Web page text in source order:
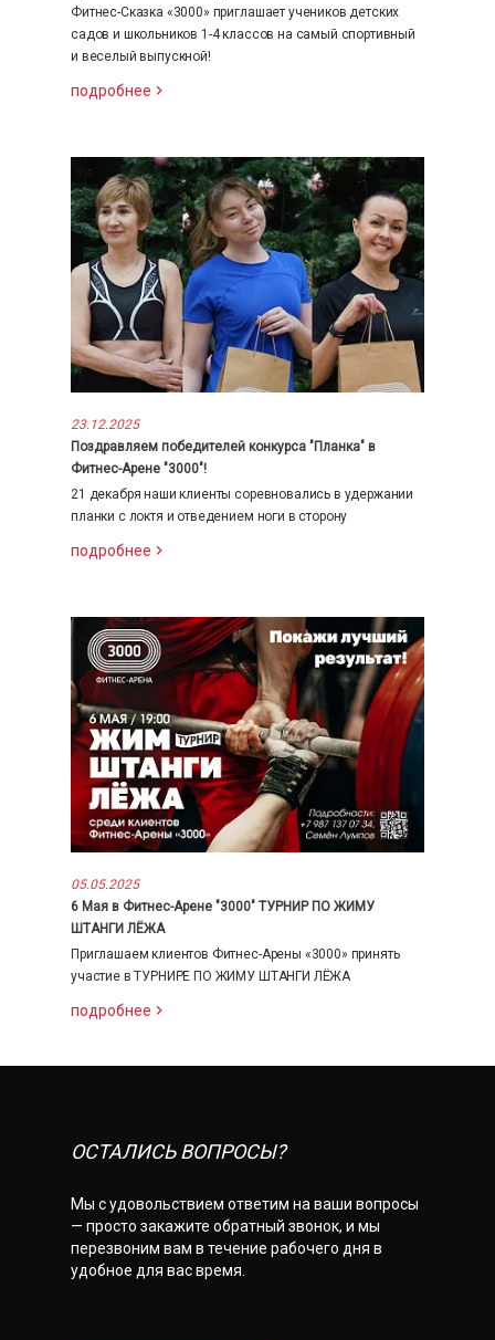
Фитнес-Сказка «3000» приглашает учеников детских
садов и школьников 1-4 классов на самый спортивный
и веселый выпускной!
подробнее
23.12.2025
Поздравляем победителей конкурса "Планка" в
Фитнес-Арене "3000"!
21 декабря наши клиенты соревновались в удержании
планки с локтя и отведением ноги в сторону
подробнее
05.05.2025
6 Мая в Фитнес-Арене "3000" ТУРНИР ПО ЖИМУ
ШТАНГИ ЛЁЖА
Приглашаем клиентов Фитнес-Арены «3000» принять
участие в ТУРНИРЕ ПО ЖИМУ ШТАНГИ ЛЁЖА
подробнее
ОСТАЛИСЬ ВОПРОСЫ?
Мы с удовольствием ответим на ваши вопросы
— просто закажите обратный звонок, и мы
перезвоним вам в течение рабочего дня в
удобное для вас время.